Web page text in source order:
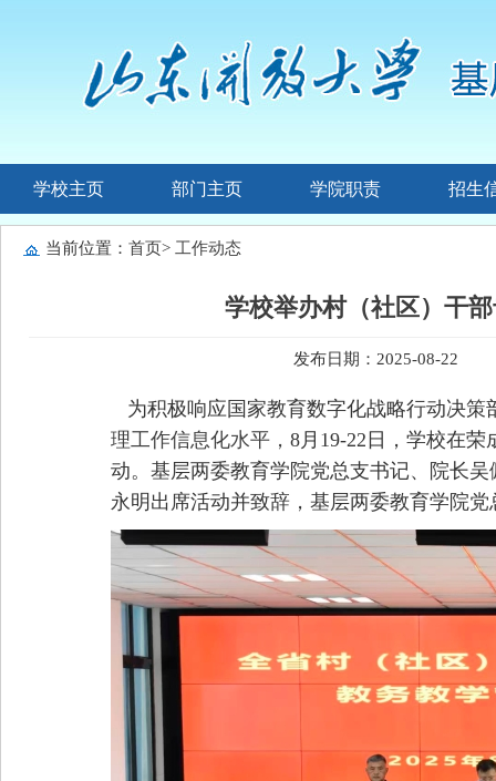
学校主页 部门主页 学院职责 招生
当前位置： 首页> 工作动态
学校举办村（社区）干
发布日期：2025-08-22
为积极响应国家教育数字化战略行动决策
理工作信息化水平， 8月19-22日，学校在
动。基层两委教育学院党总支书记、院长
永明出席活动并致辞，基层两委教育学院